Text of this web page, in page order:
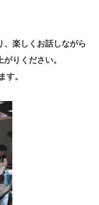
、楽しくお話しながら
りください。
す。